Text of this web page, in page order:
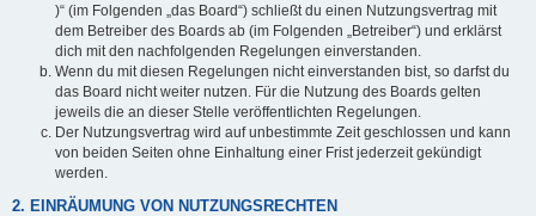
)“ (im Folgenden „das Board“) schließt du einen Nutzungsvertrag mit
dem Betreiber des Boards ab (im Folgenden „Betreiber“) und erklärst
dich mit den nachfolgenden Regelungen einverstanden.
Wenn du mit diesen Regelungen nicht einverstanden bist, so darfst du
das Board nicht weiter nutzen. Für die Nutzung des Boards gelten
jeweils die an dieser Stelle veröffentlichten Regelungen.
Der Nutzungsvertrag wird auf unbestimmte Zeit geschlossen und kann
von beiden Seiten ohne Einhaltung einer Frist jederzeit gekündigt
werden.
2. EINRÄUMUNG VON NUTZUNGSRECHTEN